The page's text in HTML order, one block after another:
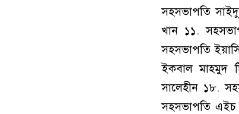
সহসভাপতি
খান ১১.
সহসভাপতি
ইকবাল মাহমুদ
সালেহীন ১৮.
সহসভাপতি